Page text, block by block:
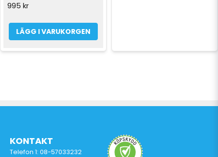
995 kr
LÄGG I VARUKORGEN
KONTAKT
Telefon 1: 08-57033232